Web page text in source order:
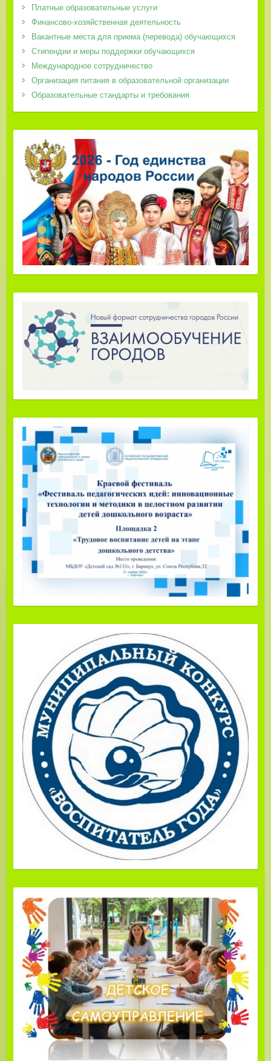
Платные образовательные услуги
Финансово-хозяйственная деятельность
Вакантные места для приема (перевода) обучающихся
Стипендии и меры поддержки обучающихся
Международное сотрудничество
Организация питания в образовательной организации
Образовательные стандарты и требования